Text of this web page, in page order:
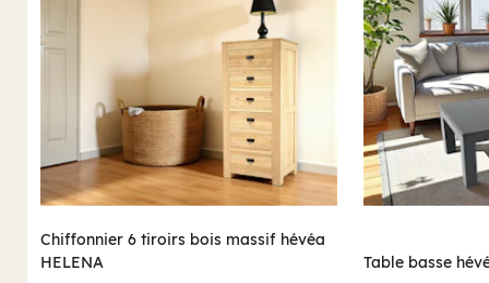
Chiffonnier 6 tiroirs bois massif hévéa
HELENA
Table basse